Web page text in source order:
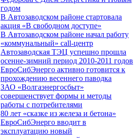
годом
В Автозаводском районе стартовала
акция «В свободном доступе»
В Автозаводском районе начал работу
«коммунальный» call-центр
Автозаводская ТЭЦ успешно прошла
осенне-зимний период 2010-2011 годов
ЕвроСибЭнерго активно готовится к
прохождению весеннего паводка
ЗАО «Волгаэнергосбыт»
совершенствует формы и методы
работы с потребителями
80 лет «сказке из железа и бетона»
ЕвроСибЭнерго вводит в
эксплуатацию новый